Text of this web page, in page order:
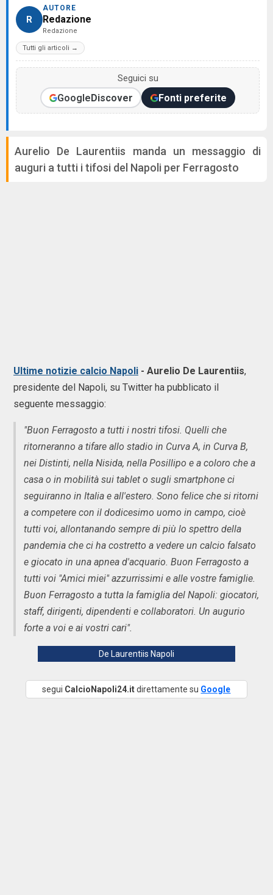
R
AUTORE
Redazione
Redazione
Tutti gli articoli →
Seguici su
GoogleDiscover Fonti preferite
Aurelio De Laurentiis manda un messaggio di
auguri a tutti i tifosi del Napoli per Ferragosto
Ultime notizie calcio Napoli - Aurelio De Laurentiis,
presidente del Napoli, su Twitter ha pubblicato il
seguente messaggio:
"Buon Ferragosto a tutti i nostri tifosi. Quelli che
ritorneranno a tifare allo stadio in Curva A, in Curva B,
nei Distinti, nella Nisida, nella Posillipo e a coloro che a
casa o in mobilità sui tablet o sugli smartphone ci
seguiranno in Italia e all'estero. Sono felice che si ritorni
a competere con il dodicesimo uomo in campo, cioè
tutti voi, allontanando sempre di più lo spettro della
pandemia che ci ha costretto a vedere un calcio falsato
e giocato in una apnea d'acquario. Buon Ferragosto a
tutti voi "Amici miei" azzurrissimi e alle vostre famiglie.
Buon Ferragosto a tutta la famiglia del Napoli: giocatori,
staff, dirigenti, dipendenti e collaboratori. Un augurio
forte a voi e ai vostri cari".
De Laurentiis Napoli
segui CalcioNapoli24.itdirettamente su Google